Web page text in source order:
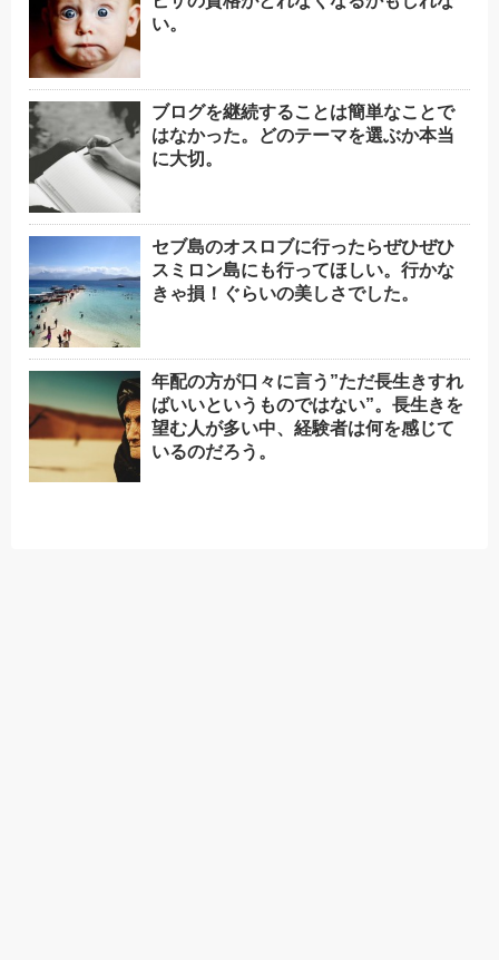
い。
ブログを継続することは簡単なことで
はなかった。どのテーマを選ぶか本当
に大切。
セブ島のオスロブに行ったらぜひぜひ
スミロン島にも行ってほしい。行かな
きゃ損！ぐらいの美しさでした。
年配の方が口々に言う”ただ長生きすれ
ばいいというものではない”。長生きを
望む人が多い中、経験者は何を感じて
いるのだろう。